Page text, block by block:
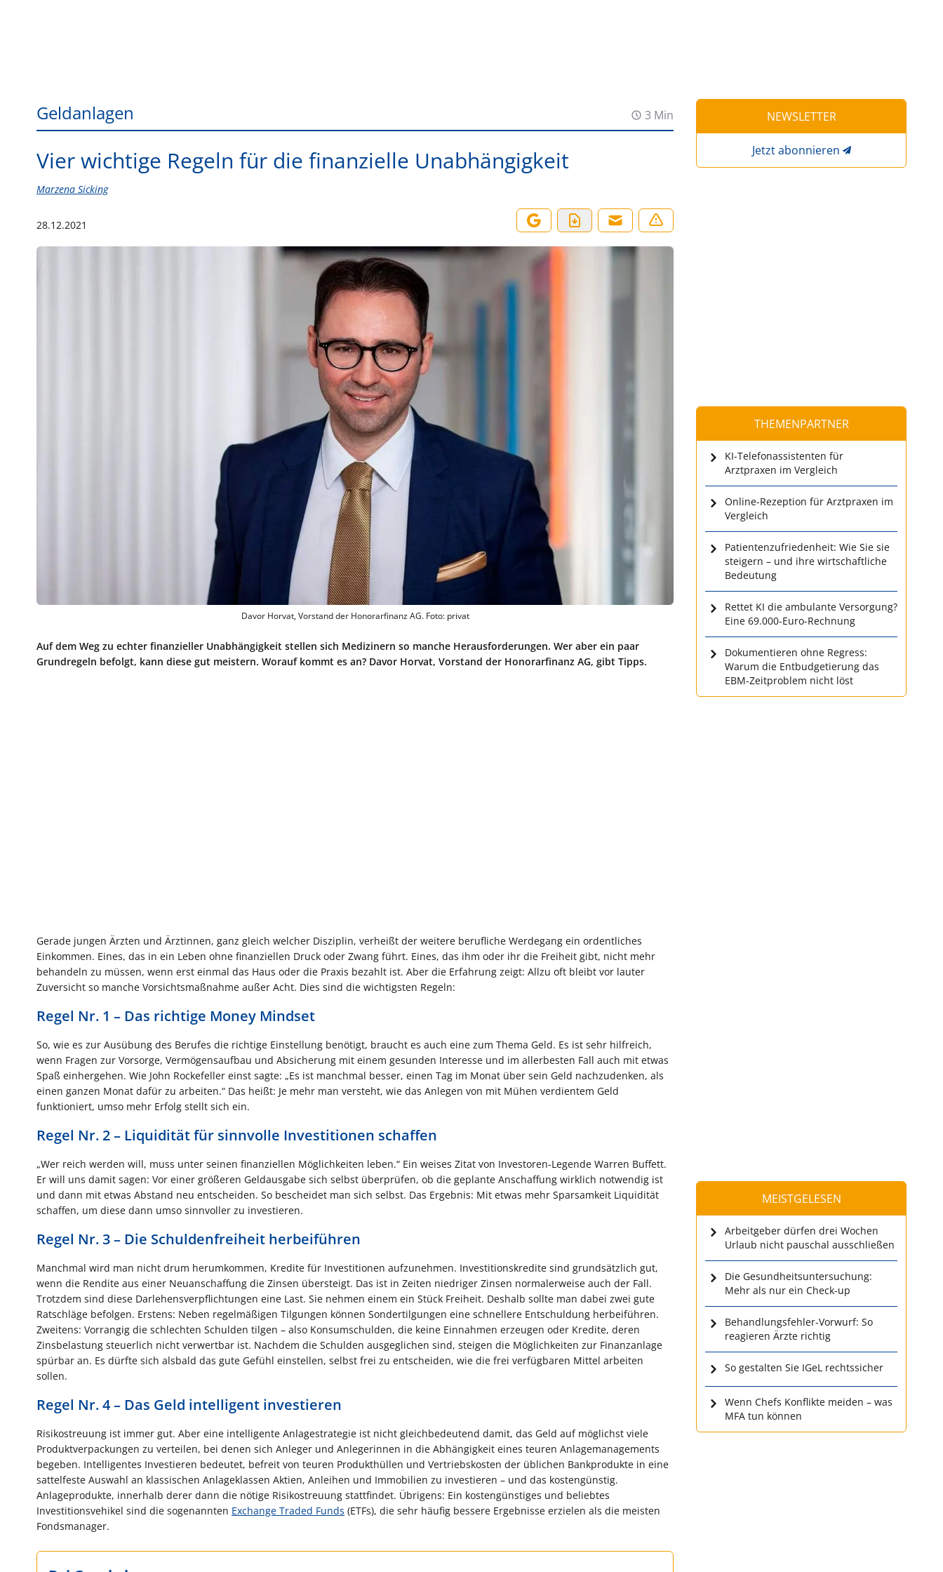
Geldanlagen 3 Min
Vier wichtige Regeln für die finanzielle Unabhängigkeit
Marzena Sicking
28.12.2021
Davor Horvat, Vorstand der Honorarfinanz AG. Foto: privat
Auf dem Weg zu echter finanzieller Unabhängigkeit stellen sich Medizinern so manche Herausforderungen. Wer aber ein paar
Grundregeln befolgt, kann diese gut meistern. Worauf kommt es an? Davor Horvat, Vorstand der Honorarfinanz AG, gibt Tipps.
Gerade jungen Ärzten und Ärztinnen, ganz gleich welcher Disziplin, verheißt der weitere berufliche Werdegang ein ordentliches
Einkommen. Eines, das in ein Leben ohne finanziellen Druck oder Zwang führt. Eines, das ihm oder ihr die Freiheit gibt, nicht mehr
behandeln zu müssen, wenn erst einmal das Haus oder die Praxis bezahlt ist. Aber die Erfahrung zeigt: Allzu oft bleibt vor lauter
Zuversicht so manche Vorsichtsmaßnahme außer Acht. Dies sind die wichtigsten Regeln:
Regel Nr. 1 – Das richtige Money Mindset
So, wie es zur Ausübung des Berufes die richtige Einstellung benötigt, braucht es auch eine zum Thema Geld. Es ist sehr hilfreich,
wenn Fragen zur Vorsorge, Vermögensaufbau und Absicherung mit einem gesunden Interesse und im allerbesten Fall auch mit etwas
Spaß einhergehen. Wie John Rockefeller einst sagte: „Es ist manchmal besser, einen Tag im Monat über sein Geld nachzudenken, als
einen ganzen Monat dafür zu arbeiten.“ Das heißt: Je mehr man versteht, wie das Anlegen von mit Mühen verdientem Geld
funktioniert, umso mehr Erfolg stellt sich ein.
Regel Nr. 2 – Liquidität für sinnvolle Investitionen schaffen
„Wer reich werden will, muss unter seinen finanziellen Möglichkeiten leben.“ Ein weises Zitat von Investoren-Legende Warren Buffett.
Er will uns damit sagen: Vor einer größeren Geldausgabe sich selbst überprüfen, ob die geplante Anschaffung wirklich notwendig ist
und dann mit etwas Abstand neu entscheiden. So bescheidet man sich selbst. Das Ergebnis: Mit etwas mehr Sparsamkeit Liquidität
schaffen, um diese dann umso sinnvoller zu investieren.
Regel Nr. 3 – Die Schuldenfreiheit herbeiführen
Manchmal wird man nicht drum herumkommen, Kredite für Investitionen aufzunehmen. Investitionskredite sind grundsätzlich gut,
wenn die Rendite aus einer Neuanschaffung die Zinsen übersteigt. Das ist in Zeiten niedriger Zinsen normalerweise auch der Fall.
Trotzdem sind diese Darlehensverpflichtungen eine Last. Sie nehmen einem ein Stück Freiheit. Deshalb sollte man dabei zwei gute
Ratschläge befolgen. Erstens: Neben regelmäßigen Tilgungen können Sondertilgungen eine schnellere Entschuldung herbeiführen.
Zweitens: Vorrangig die schlechten Schulden tilgen – also Konsumschulden, die keine Einnahmen erzeugen oder Kredite, deren
Zinsbelastung steuerlich nicht verwertbar ist. Nachdem die Schulden ausgeglichen sind, steigen die Möglichkeiten zur Finanzanlage
spürbar an. Es dürfte sich alsbald das gute Gefühl einstellen, selbst frei zu entscheiden, wie die frei verfügbaren Mittel arbeiten
sollen.
Regel Nr. 4 – Das Geld intelligent investieren
Risikostreuung ist immer gut. Aber eine intelligente Anlagestrategie ist nicht gleichbedeutend damit, das Geld auf möglichst viele
Produktverpackungen zu verteilen, bei denen sich Anleger und Anlegerinnen in die Abhängigkeit eines teuren Anlagemanagements
begeben. Intelligentes Investieren bedeutet, befreit von teuren Produkthüllen und Vertriebskosten der üblichen Bankprodukte in eine
sattelfeste Auswahl an klassischen Anlageklassen Aktien, Anleihen und Immobilien zu investieren – und das kostengünstig.
Anlageprodukte, innerhalb derer dann die nötige Risikostreuung stattfindet. Übrigens: Ein kostengünstiges und beliebtes
Investitionsvehikel sind die sogenannten Exchange Traded Funds (ETFs), die sehr häufig bessere Ergebnisse erzielen als die meisten
Fondsmanager.
NEWSLETTER
Jetzt abonnieren
THEMENPARTNER
KI-Telefonassistenten für
Arztpraxen im Vergleich
Online-Rezeption für Arztpraxen im
Vergleich
Patientenzufriedenheit: Wie Sie sie
steigern – und ihre wirtschaftliche
Bedeutung
Rettet KI die ambulante Versorgung?
Eine 69.000-Euro-Rechnung
Dokumentieren ohne Regress:
Warum die Entbudgetierung das
EBM-Zeitproblem nicht löst
MEISTGELESEN
Arbeitgeber dürfen drei Wochen
Urlaub nicht pauschal ausschließen
Die Gesundheitsuntersuchung:
Mehr als nur ein Check-up
Behandlungsfehler-Vorwurf: So
reagieren Ärzte richtig
So gestalten Sie IGeL rechtssicher
Wenn Chefs Konflikte meiden – was
MFA tun können